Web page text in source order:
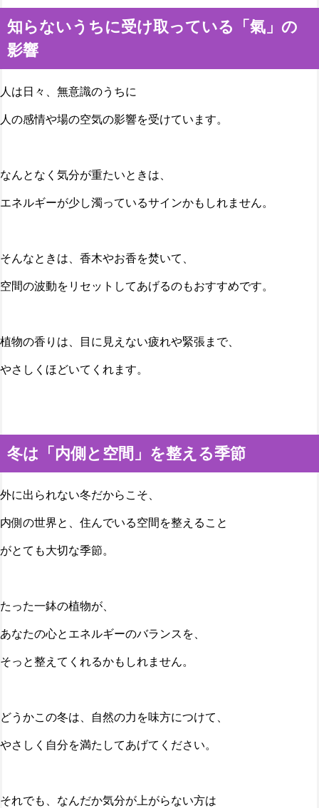
知らないうちに受け取っている「氣」の
影響
人は日々、無意識のうちに
人の感情や場の空気の影響を受けています。
なんとなく気分が重たいときは、
エネルギーが少し濁っているサインかもしれません。
そんなときは、香木やお香を焚いて、
空間の波動をリセットしてあげるのもおすすめです。
植物の香りは、目に見えない疲れや緊張まで、
やさしくほどいてくれます。
冬は「内側と空間」を整える季節
外に出られない冬だからこそ、
内側の世界と、住んでいる空間を整えること
がとても大切な季節。
たった一鉢の植物が、
あなたの心とエネルギーのバランスを、
そっと整えてくれるかもしれません。
どうかこの冬は、自然の力を味方につけて、
やさしく自分を満たしてあげてください。
それでも、なんだか気分が上がらない方は